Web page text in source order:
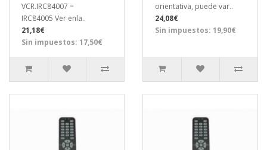
VCR.IRC84007 =
IRC84005 Ver enla..
21,18€
Sin impuestos: 17,50€
orientativa, puede var..
24,08€
Sin impuestos: 19,90€